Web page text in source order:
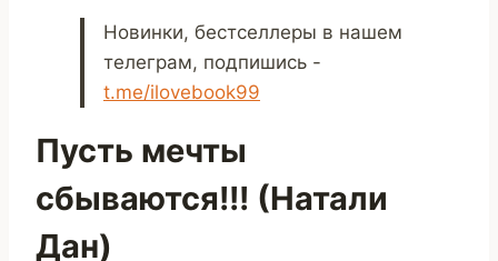
Новинки, бестселлеры в нашем
телеграм, подпишись -
t.me/ilovebook99
Пусть мечты
сбываются!!! (Натали
Дан)